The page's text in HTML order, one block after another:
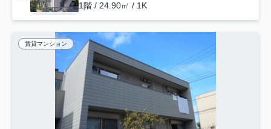
1階 / 24.90㎡ / 1K
賃貸マンション